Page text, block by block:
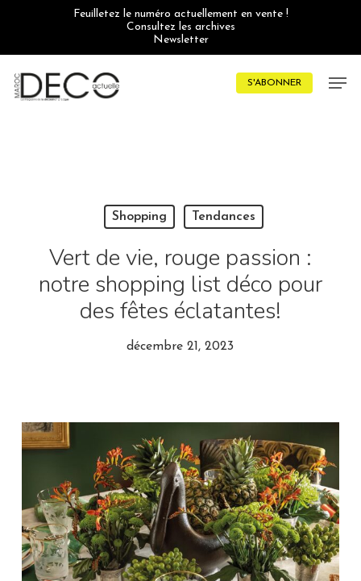
Feuilletez le numéro actuellement en vente !
Consultez les archives
Newsletter
S'ABONNER
Shopping Tendances
Vert de vie, rouge passion :
notre shopping list déco pour
des fêtes éclatantes!
décembre 21, 2023